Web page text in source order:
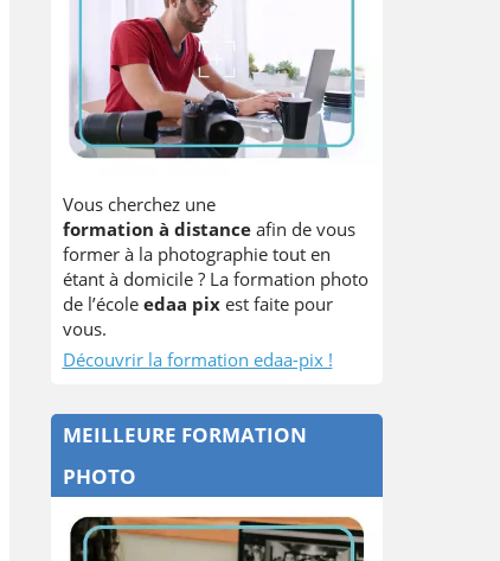
Vous cherchez une
formation à distance afin de vous
former à la photographie tout en
étant à domicile ? La formation photo
de l’école edaa pixest faite pour
vous.
Découvrir la formation edaa-pix !
MEILLEURE FORMATION
PHOTO